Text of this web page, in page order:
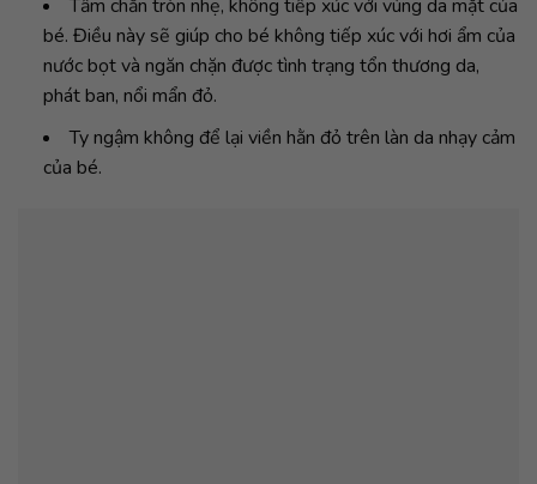
Tấm chắn tròn nhẹ, không tiếp xúc với vùng da mặt của
bé. Điều này sẽ giúp cho bé không tiếp xúc với hơi ẩm của
nước bọt và ngăn chặn được tình trạng tổn thương da,
phát ban, nổi mẩn đỏ.
Ty ngậm không để lại viền hằn đỏ trên làn da nhạy cảm
của bé.